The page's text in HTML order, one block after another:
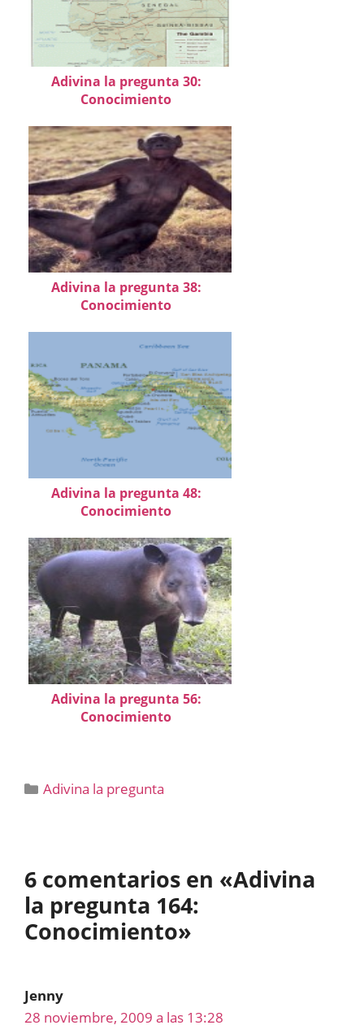
Adivina la pregunta 30:
Conocimiento
Adivina la pregunta 38:
Conocimiento
Adivina la pregunta 48:
Conocimiento
Adivina la pregunta 56:
Conocimiento
Categorías
Adivina la pregunta
6 comentarios en «Adivina
la pregunta 164:
Conocimiento»
Jenny
28 noviembre, 2009 a las 13:28